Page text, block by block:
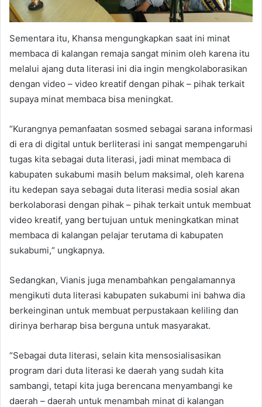
Sementara itu, Khansa mengungkapkan saat ini minat
membaca di kalangan remaja sangat minim oleh karena itu
melalui ajang duta literasi ini dia ingin mengkolaborasikan
dengan video – video kreatif dengan pihak – pihak terkait
supaya minat membaca bisa meningkat.
“Kurangnya pemanfaatan sosmed sebagai sarana informasi
di era di digital untuk berliterasi ini sangat mempengaruhi
tugas kita sebagai duta literasi, jadi minat membaca di
kabupaten sukabumi masih belum maksimal, oleh karena
itu kedepan saya sebagai duta literasi media sosial akan
berkolaborasi dengan pihak – pihak terkait untuk membuat
video kreatif, yang bertujuan untuk meningkatkan minat
membaca di kalangan pelajar terutama di kabupaten
sukabumi,“ ungkapnya.
Sedangkan, Vianis juga menambahkan pengalamannya
mengikuti duta literasi kabupaten sukabumi ini bahwa dia
berkeinginan untuk membuat perpustakaan keliling dan
dirinya berharap bisa berguna untuk masyarakat.
“Sebagai duta literasi, selain kita mensosialisasikan
program dari duta literasi ke daerah yang sudah kita
sambangi, tetapi kita juga berencana menyambangi ke
daerah – daerah untuk menambah minat di kalangan